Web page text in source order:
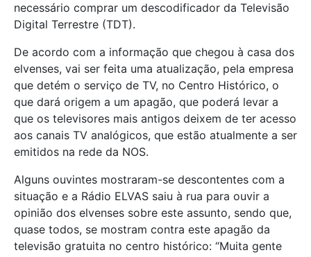
necessário comprar um descodificador da Televisão
Digital Terrestre (TDT).
De acordo com a informação que chegou à casa dos
elvenses, vai ser feita uma atualização, pela empresa
que detém o serviço de TV, no Centro Histórico, o
que dará origem a um apagão, que poderá levar a
que os televisores mais antigos deixem de ter acesso
aos canais TV analógicos, que estão atualmente a ser
emitidos na rede da NOS.
Alguns ouvintes mostraram-se descontentes com a
situação e a Rádio ELVAS saiu à rua para ouvir a
opinião dos elvenses sobre este assunto, sendo que,
quase todos, se mostram contra este apagão da
televisão gratuita no centro histórico: “Muita gente